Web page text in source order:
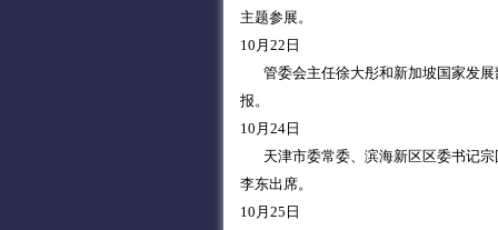
主题参展。
10月22日
管委会主任徐大彤和新加坡国家发展
报。
10月24日
天津市委常委、滨海新区区委书记宗
李东出席。
10月25日